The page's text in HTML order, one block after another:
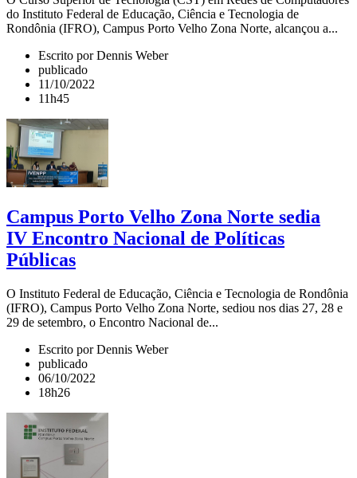
do Instituto Federal de Educação, Ciência e Tecnologia de
Rondônia (IFRO), Campus Porto Velho Zona Norte, alcançou a...
Escrito por Dennis Weber
publicado
11/10/2022
11h45
Campus Porto Velho Zona Norte sedia
IV Encontro Nacional de Políticas
Públicas
O Instituto Federal de Educação, Ciência e Tecnologia de Rondônia
(IFRO), Campus Porto Velho Zona Norte, sediou nos dias 27, 28 e
29 de setembro, o Encontro Nacional de...
Escrito por Dennis Weber
publicado
06/10/2022
18h26